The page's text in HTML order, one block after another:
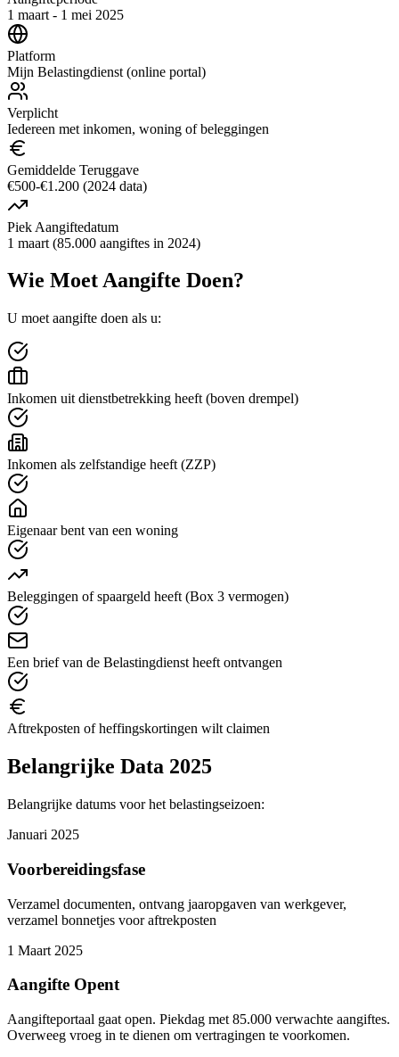
1 maart - 1 mei 2025
Platform
Mijn Belastingdienst (online portal)
Verplicht
Iedereen met inkomen, woning of beleggingen
Gemiddelde Teruggave
€500-€1.200 (2024 data)
Piek Aangiftedatum
1 maart (85.000 aangiftes in 2024)
Wie Moet Aangifte Doen?
U moet aangifte doen als u:
Inkomen uit dienstbetrekking heeft (boven drempel)
Inkomen als zelfstandige heeft (ZZP)
Eigenaar bent van een woning
Beleggingen of spaargeld heeft (Box 3 vermogen)
Een brief van de Belastingdienst heeft ontvangen
Aftrekposten of heffingskortingen wilt claimen
Belangrijke Data 2025
Belangrijke datums voor het belastingseizoen:
Januari 2025
Voorbereidingsfase
Verzamel documenten, ontvang jaaropgaven van werkgever,
verzamel bonnetjes voor aftrekposten
1 Maart 2025
Aangifte Opent
Aangifteportaal gaat open. Piekdag met 85.000 verwachte aangiftes.
Overweeg vroeg in te dienen om vertragingen te voorkomen.